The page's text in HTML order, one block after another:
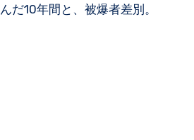
だ10年間と、被爆者差別。